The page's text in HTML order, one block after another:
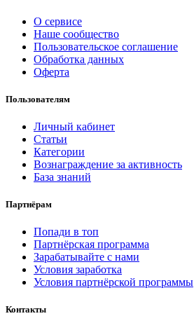
О сервисе
Наше сообщество
Пользовательское соглашение
Обработка данных
Оферта
Пользователям
Личный кабинет
Статьи
Категории
Вознаграждение за активность
База знаний
Партнёрам
Попади в топ
Партнёрская программа
Зарабатывайте с нами
Условия заработка
Условия партнёрской программы
Контакты